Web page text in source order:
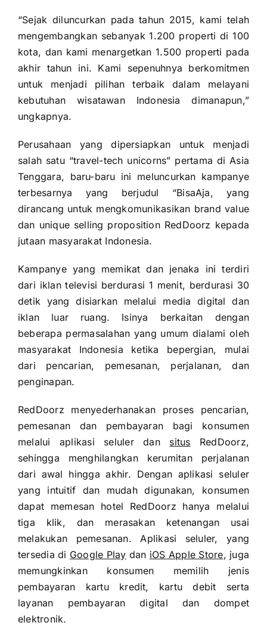
“Sejak diluncurkan pada tahun 2015, kami telah
mengembangkan sebanyak 1.200 properti di 100
kota, dan kami menargetkan 1.500 properti pada
akhir tahun ini. Kami sepenuhnya berkomitmen
untuk menjadi pilihan terbaik dalam melayani
kebutuhan wisatawan Indonesia dimanapun,”
ungkapnya.
Perusahaan yang dipersiapkan untuk menjadi
salah satu “travel-tech unicorns” pertama di Asia
Tenggara, baru-baru ini meluncurkan kampanye
terbesarnya yang berjudul “BisaAja, yang
dirancang untuk mengkomunikasikan brand value
dan unique selling proposition RedDoorz kepada
jutaan masyarakat Indonesia.
Kampanye yang memikat dan jenaka ini terdiri
dari iklan televisi berdurasi 1 menit, berdurasi 30
detik yang disiarkan melalui media digital dan
iklan luar ruang. Isinya berkaitan dengan
beberapa permasalahan yang umum dialami oleh
masyarakat Indonesia ketika bepergian, mulai
dari pencarian, pemesanan, perjalanan, dan
penginapan.
RedDoorz menyederhanakan proses pencarian,
pemesanan dan pembayaran bagi konsumen
melalui aplikasi seluler dan situs RedDoorz,
sehingga menghilangkan kerumitan perjalanan
dari awal hingga akhir. Dengan aplikasi seluler
yang intuitif dan mudah digunakan, konsumen
dapat memesan hotel RedDoorz hanya melalui
tiga klik, dan merasakan ketenangan usai
melakukan pemesanan. Aplikasi seluler, yang
tersedia di Google Play dan iOS Apple Store, juga
memungkinkan konsumen memilih jenis
pembayaran kartu kredit, kartu debit serta
layanan pembayaran digital dan dompet
elektronik.